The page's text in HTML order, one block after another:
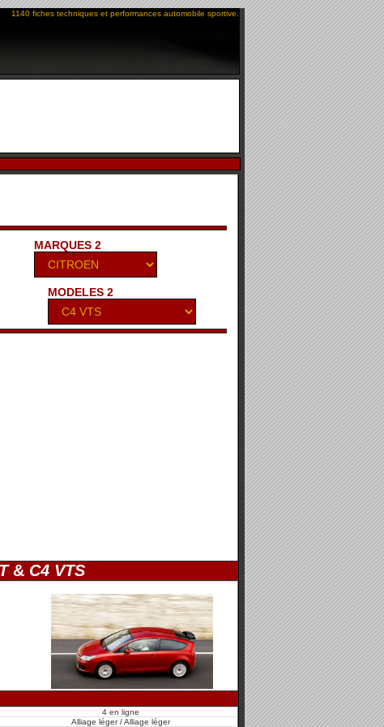
1140 fiches techniques et performances automobile sportive.
MARQUES 2
MODELES 2
& C4 VTS
4 en ligne
Alliage léger / Alliage léger